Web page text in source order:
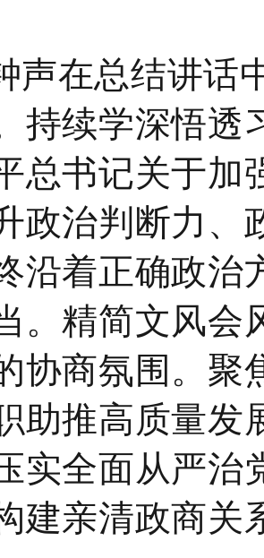
声在总结讲话
持续学深悟透
总书记关于加
政治判断力、
沿着正确政治
。精简文风会
协商氛围。 聚
助推高质量发
实全面从严治
建亲清政商关